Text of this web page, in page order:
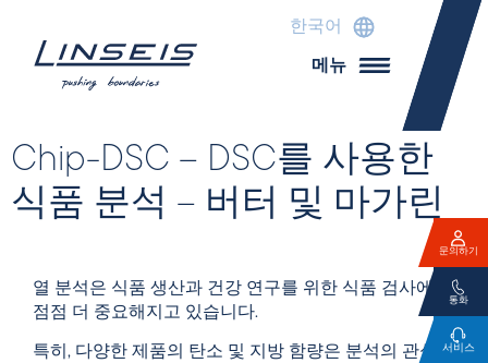
한국어
메뉴
Chip-DSC – DSC를 사용한
식품 분석 – 버터 및 마가린
열 분석은 식품 생산과 건강 연구를 위한 식품 검사에서
점점 더 중요해지고 있습니다.
특히, 다양한 제품의 탄소 및 지방 함량은 분석의 관심
문의하기
통화
서비스